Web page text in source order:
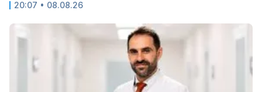
20:07 • 08.08.26